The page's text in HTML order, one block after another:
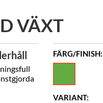
VÄXT
FÄRG/FINISH:
VARIANT: